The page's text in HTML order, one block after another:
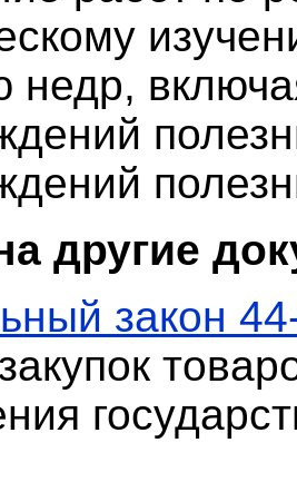
недр,
другие
закон